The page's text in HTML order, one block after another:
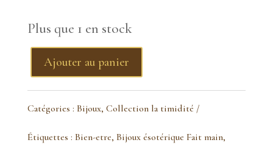
Plus que 1 en stock
quantité
de
Pendentif
Ajouter au panier
Catégories : Bijoux, Collection la timidité
Étiquettes : Bien-etre, Bijoux ésotérique Fait main,